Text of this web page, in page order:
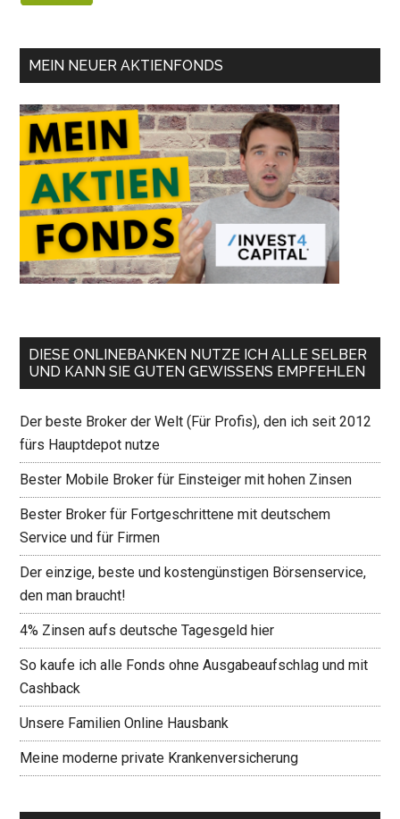
MEIN NEUER AKTIENFONDS
DIESE ONLINEBANKEN NUTZE ICH ALLE SELBER
UND KANN SIE GUTEN GEWISSENS EMPFEHLEN
Der beste Broker der Welt (Für Profis), den ich seit 2012
fürs Hauptdepot nutze
Bester Mobile Broker für Einsteiger mit hohen Zinsen
Bester Broker für Fortgeschrittene mit deutschem
Service und für Firmen
Der einzige, beste und kostengünstigen Börsenservice,
den man braucht!
4% Zinsen aufs deutsche Tagesgeld hier
So kaufe ich alle Fonds ohne Ausgabeaufschlag und mit
Cashback
Unsere Familien Online Hausbank
Meine moderne private Krankenversicherung